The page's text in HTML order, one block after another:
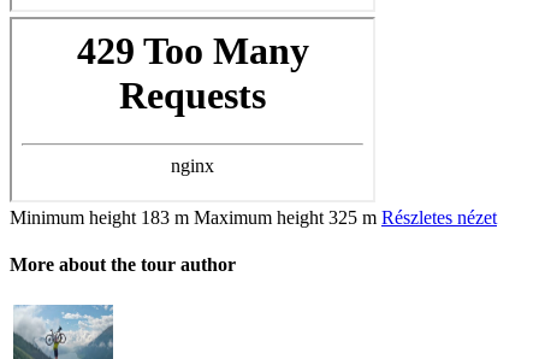
Minimum height 183 m Maximum height 325 m Részletes nézet
More about the tour author